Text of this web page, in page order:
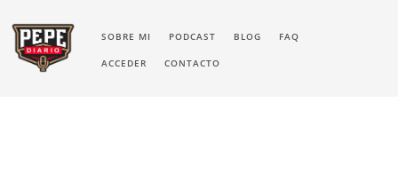
SOBRE MI PODCAST BLOG FAQ
ACCEDER CONTACTO